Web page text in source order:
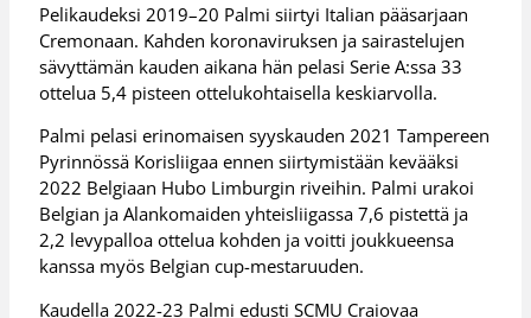
Pelikaudeksi 2019–20 Palmi siirtyi Italian pääsarjaan
Cremonaan. Kahden koronaviruksen ja sairastelujen
sävyttämän kauden aikana hän pelasi Serie A:ssa 33
ottelua 5,4 pisteen ottelukohtaisella keskiarvolla.
Palmi pelasi erinomaisen syyskauden 2021 Tampereen
Pyrinnössä Korisliigaa ennen siirtymistään kevääksi
2022 Belgiaan Hubo Limburgin riveihin. Palmi urakoi
Belgian ja Alankomaiden yhteisliigassa 7,6 pistettä ja
2,2 levypalloa ottelua kohden ja voitti joukkueensa
kanssa myös Belgian cup-mestaruuden.
Kaudella 2022-23 Palmi edusti SCMU Craiovaa